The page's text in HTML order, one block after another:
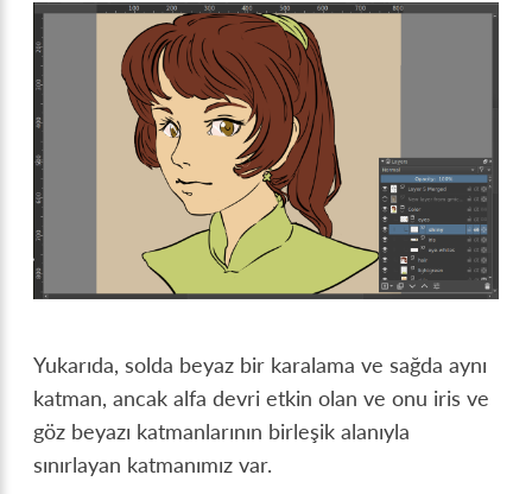
Yukarıda, solda beyaz bir karalama ve sağda aynı
katman, ancak alfa devri etkin olan ve onu iris ve
göz beyazı katmanlarının birleşik alanıyla
sınırlayan katmanımız var.